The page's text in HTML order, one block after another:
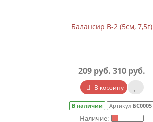
Балансир B-2 (5см, 7,5г)
209 руб. 310 руб.
В корзину
В наличии Артикул БС0005